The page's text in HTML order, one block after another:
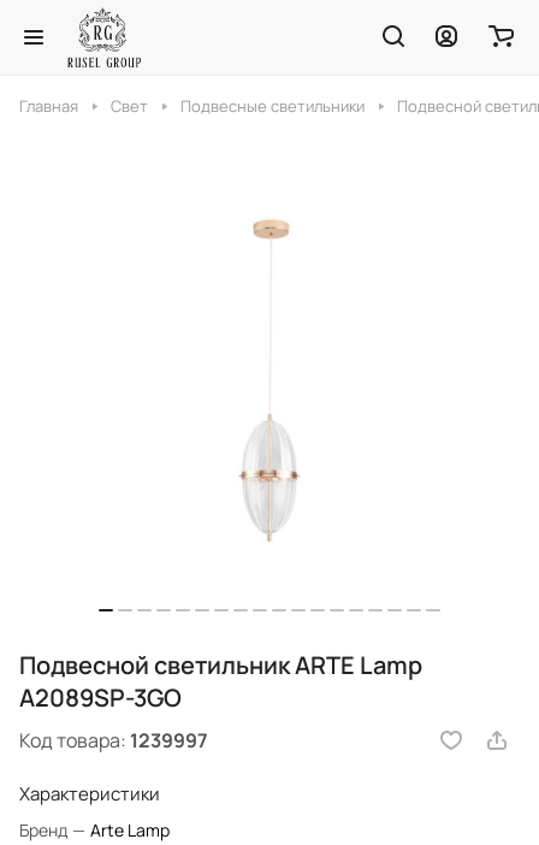
Главная Свет Подвесные светильники Подвесной
Подвесной светильник ARTE Lamp
A2089SP-3GO
Код товара: 1239997
Характеристики
Бренд — Arte Lamp